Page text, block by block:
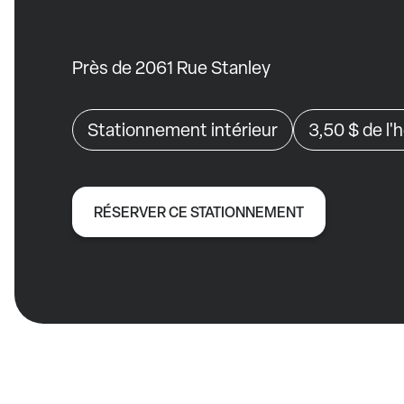
Près de 2061 Rue Stanley
Stationnement intérieur 3,50 $de
RÉSERVER CE STATIONNEMENT